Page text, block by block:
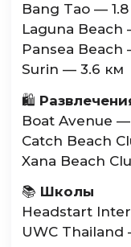
Bang Tao —
Laguna Beach
Pansea Beach
Surin — 3.6 км
🛍️
Boat Avenue
Catch Beach
Xana Beach
📚 Школы
Headstart
UWC Thailand